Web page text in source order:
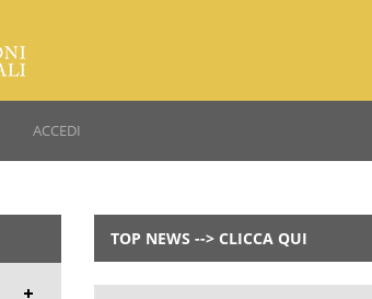
ACCEDI
TOP NEWS --> CLICCA QUI